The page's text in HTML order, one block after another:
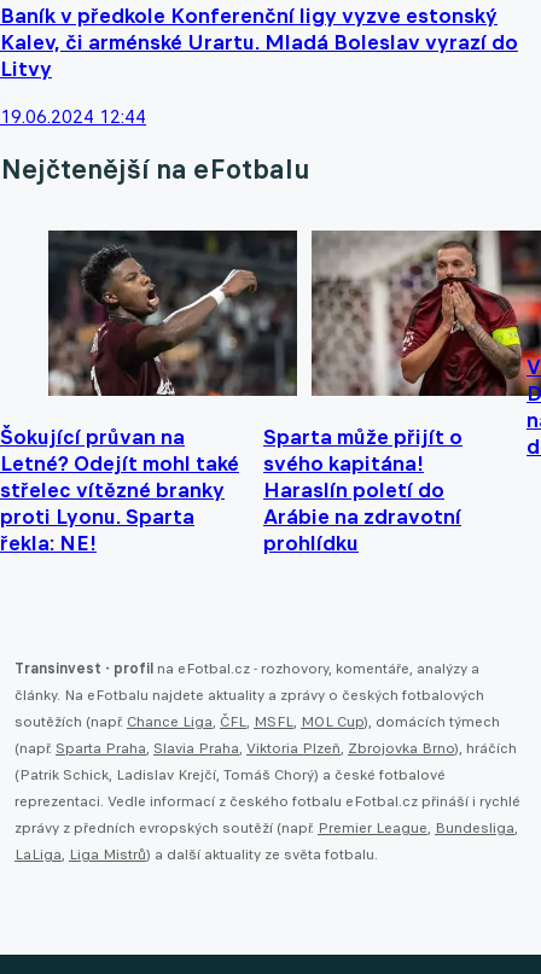
Baník v předkole Konferenční ligy vyzve estonský
Kalev, či arménské Urartu. Mladá Boleslav vyrazí do
Litvy
19.06.2024 12:44
Nejčtenější na eFotbalu
Šokující průvan na
Letné? Odejít mohl také
střelec vítězné branky
proti Lyonu. Sparta
řekla: NE!
Sparta může přijít o
svého kapitána!
Haraslín poletí do
Arábie na zdravotní
prohlídku
Transinvest - profil na eFotbal.cz - rozhovory, komentáře, analýzy a
články. Na eFotbalu najdete aktuality a zprávy o českých fotbalových
soutěžích (např. Chance Liga, ČFL, MSFL, MOL Cup), domácích týmech
(např. Sparta Praha, Slavia Praha, Viktoria Plzeň, Zbrojovka Brno), hráčích
(Patrik Schick, Ladislav Krejčí, Tomáš Chorý) a české fotbalové
reprezentaci. Vedle informací z českého fotbalu eFotbal.cz přináší i rychlé
zprávy z předních evropských soutěží (např. Premier League, Bundesliga,
LaLiga, Liga Mistrů) a další aktuality ze světa fotbalu.